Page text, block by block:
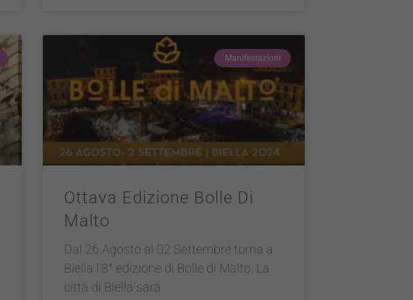
Manifestazioni
Ottava Edizione Bolle Di
Malto
Dal 26 Agosto al 02 Settembre torna a
Biella l’8° edizione di Bolle di Malto. La
città di Biella sarà